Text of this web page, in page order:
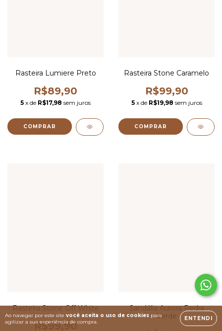
Ao navegar por este site você aceita o uso de cookies para
agilizar a sua experiência de compra.
ENTENDI
Rasteira Lumiere Preto
R$89,90
5 x de R$17,98 sem juros
COMPRAR
Rasteira Stone Caramelo
R$99,90
5 x de R$19,98 sem juros
COMPRAR
Rasteira Stone Off White
R$99,90
Sandália Aurora Pedra
Verde